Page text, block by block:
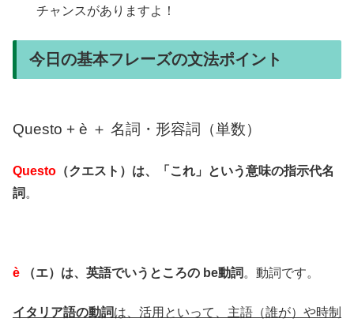
チャンスがありますよ！
今日の基本フレーズの文法ポイント
Questo + è ＋ 名詞・形容詞（単数）
Questo （クエスト）は、「これ」という意味の指示代名
詞 。
è （エ）は、英語でいうところの be動詞 。動詞です。
イタリア語の動詞は、活用といって、主語（誰が）や時制